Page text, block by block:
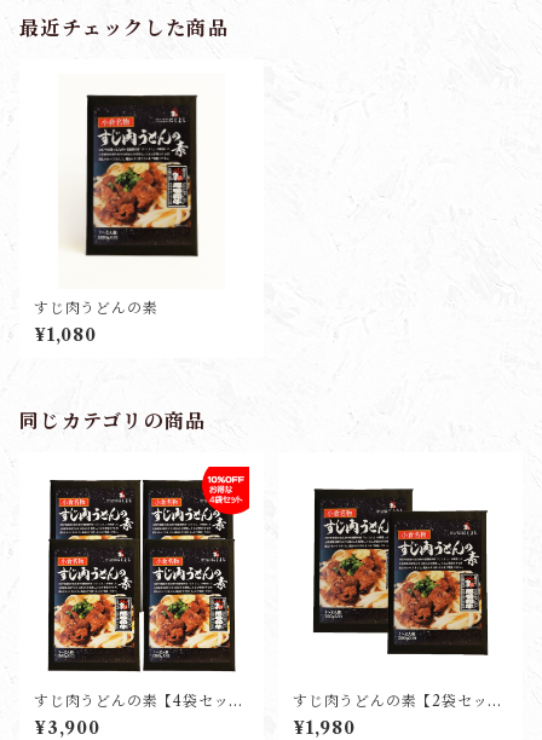
最近チェックした商品
すじ肉うどんの素
¥1,080
同じカテゴリの商品
すじ肉うどんの素【4袋セッ
ト】
¥3,900
すじ肉うどんの素【2袋セッ
ト】
¥1,980